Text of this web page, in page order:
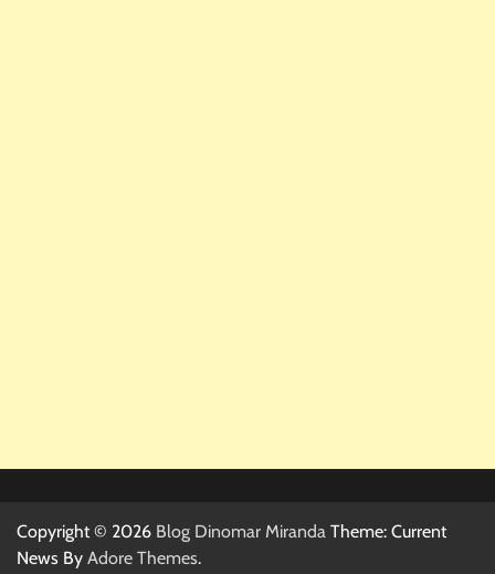
Copyright © 2026 Blog Dinomar Miranda Theme: Current
News By Adore Themes.